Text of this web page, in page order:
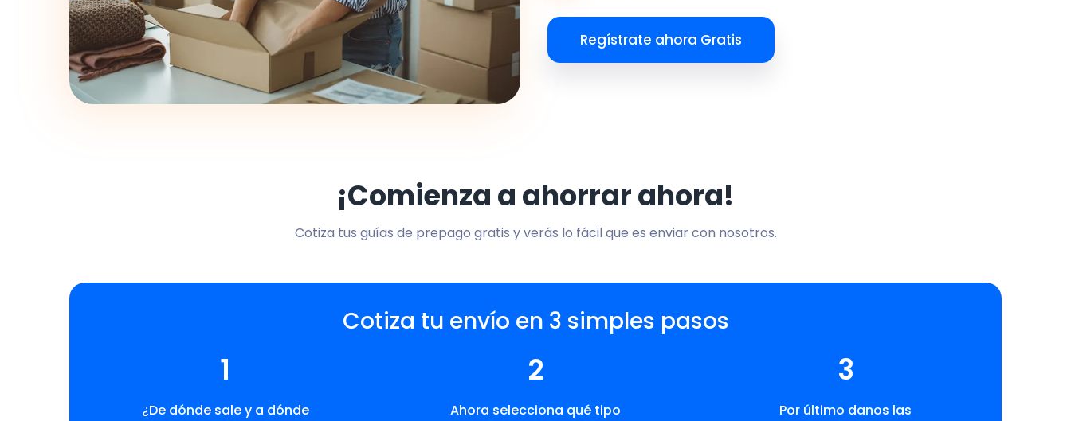
Regístrate ahora Gratis
¡Comienza a ahorrar ahora!
Cotiza tus guías de prepago gratis y verás lo fácil que es enviar con nosotros.
Cotiza tu envío en 3 simples pasos
1
¿De dónde sale y a dónde
2
Ahora selecciona qué tipo
3
Por último danos las